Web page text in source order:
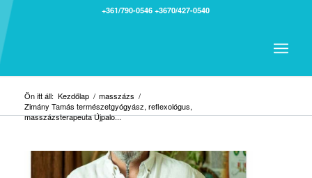
+361/790-0546 +3670/427-0540
Ön itt áll: Kezdőlap / masszázs /
Zimány Tamás természetgyógyász, reflexológus,
masszázsterapeuta Újpalo...